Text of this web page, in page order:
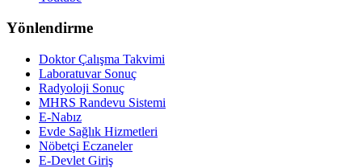
Yönlendirme
Doktor Çalışma Takvimi
Laboratuvar Sonuç
Radyoloji Sonuç
MHRS Randevu Sistemi
E-Nabız
Evde Sağlık Hizmetleri
Nöbetçi Eczaneler
E-Devlet Giriş